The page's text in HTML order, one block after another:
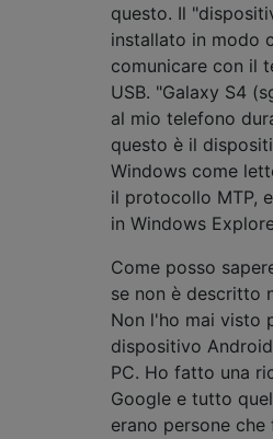
questo. Il
installato in modo
comunicare con il
USB. "Galaxy S4
al mio telefono
questo è il
Windows come
il protocollo MTP,
in Windows
Come posso
se non è descritto
Non l'ho mai visto
dispositivo
PC. Ho fatto una
Google e tutto
erano persone